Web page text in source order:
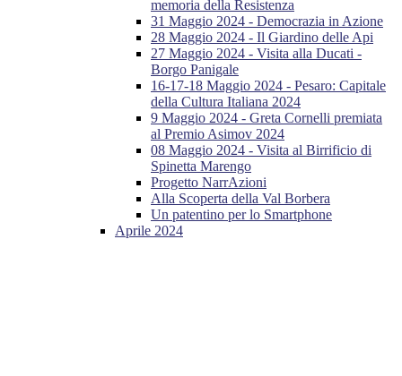
memoria della Resistenza
31 Maggio 2024 - Democrazia in Azione
28 Maggio 2024 - Il Giardino delle Api
27 Maggio 2024 - Visita alla Ducati -
Borgo Panigale
16-17-18 Maggio 2024 - Pesaro: Capitale
della Cultura Italiana 2024
9 Maggio 2024 - Greta Cornelli premiata
al Premio Asimov 2024
08 Maggio 2024 - Visita al Birrificio di
Spinetta Marengo
Progetto NarrAzioni
Alla Scoperta della Val Borbera
Un patentino per lo Smartphone
Aprile 2024